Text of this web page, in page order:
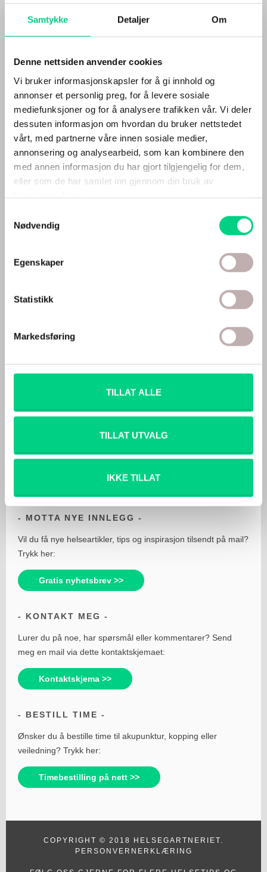
Samtykke Detaljer Om
Denne nettsiden anvender cookies
Vi bruker informasjonskapsler for å gi innhold og
annonser et personlig preg, for å levere sosiale
mediefunksjoner og for å analysere trafikken vår. Vi deler
dessuten informasjon om hvordan du bruker nettstedet
vårt, med partnerne våre innen sosiale medier,
annonsering og analysearbeid, som kan kombinere den
med annen informasjon du har gjort tilgjengelig for dem,
eller som de har samlet inn gjennom din bruk av
tjenestene deres.
Nødvendig
Egenskaper
Statistikk
Markedsføring
TILLAT ALLE
TILLAT UTVALG
IKKE TILLAT
det mer sammensatt: flere… Les mer
Helseråd basert på østlig medisin, moderne kunnskap
Helsestyrking
Smerter
Utbrenthet
MOTTA NYE INNLEGG
Vil du få nye helseartikler, tips og inspirasjon tilsendt på mail?
Trykk her:
Gratis nyhetsbrev >>
KONTAKT MEG
Lurer du på noe, har spørsmål eller kommentarer? Send
meg en mail via dette kontaktskjemaet:
Kontaktskjema >>
BESTILL TIME
Ønsker du å bestille time til akupunktur, kopping eller
veiledning? Trykk her:
Timebestilling på nett >>
COPYRIGHT © 2018 HELSEGARTNERIET.
PERSONVERNERKLÆRING